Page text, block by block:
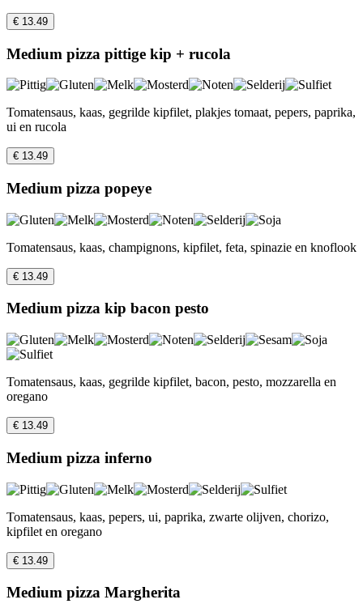
€ 13.49
Medium pizza pittige kip + rucola
Tomatensaus, kaas, gegrilde kipfilet, plakjes tomaat, pepers, paprika,
ui en rucola
€ 13.49
Medium pizza popeye
Tomatensaus, kaas, champignons, kipfilet, feta, spinazie en knoflook
€ 13.49
Medium pizza kip bacon pesto
Tomatensaus, kaas, gegrilde kipfilet, bacon, pesto, mozzarella en
oregano
€ 13.49
Medium pizza inferno
Tomatensaus, kaas, pepers, ui, paprika, zwarte olijven, chorizo,
kipfilet en oregano
€ 13.49
Medium pizza Margherita